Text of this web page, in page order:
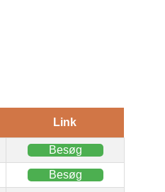
Link
Besøg
Besøg